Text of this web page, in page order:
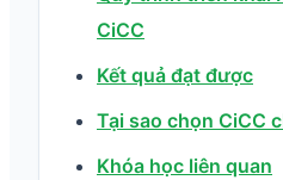
CiCC
Kết quả đạt được
Tại sao chọn CiCC
Khóa học liên quan